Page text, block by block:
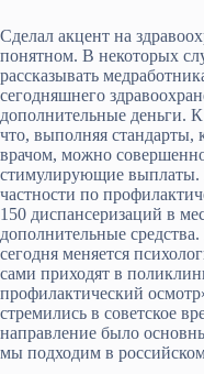
Сделал акцент на
понятном. В некоторых
рассказывать
сегодняшнего
дополнительные деньги.
что, выполняя стандарты,
врачом, можно
стимулирующие выплаты.
частности по
150 диспансеризаций в
дополнительные
сегодня меняется
сами приходят в
профилактический
стремились в советское
направление было
мы подходим в